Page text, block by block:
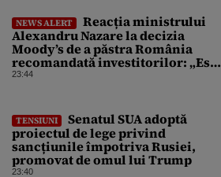
NEWS ALERT
Reacția ministrului
Alexandru Nazare la decizia
Moody’s de a păstra România
recomandată investitorilor: „Este
un răgaz, dar în niciun caz un
23:44
TENSIUNI
Senatul SUA adoptă
proiectul de lege privind
sancțiunile împotriva Rusiei,
promovat de omul lui Trump
23:40